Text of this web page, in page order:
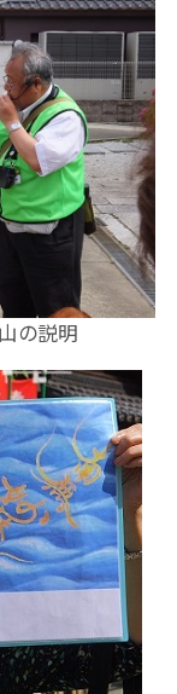
の説明